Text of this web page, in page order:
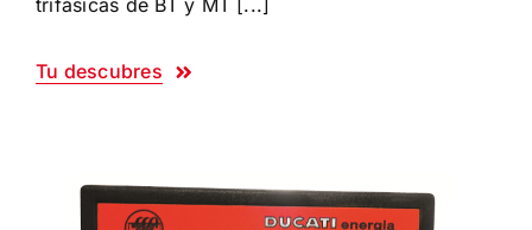
trifásicas de BT y MT [...]
Tu descubres